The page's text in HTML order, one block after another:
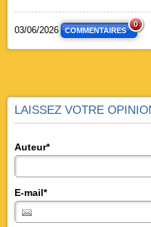
03/06/2026 COMMENTAIRES
0
LAISSEZ VOTRE
Auteur*
E-mail*